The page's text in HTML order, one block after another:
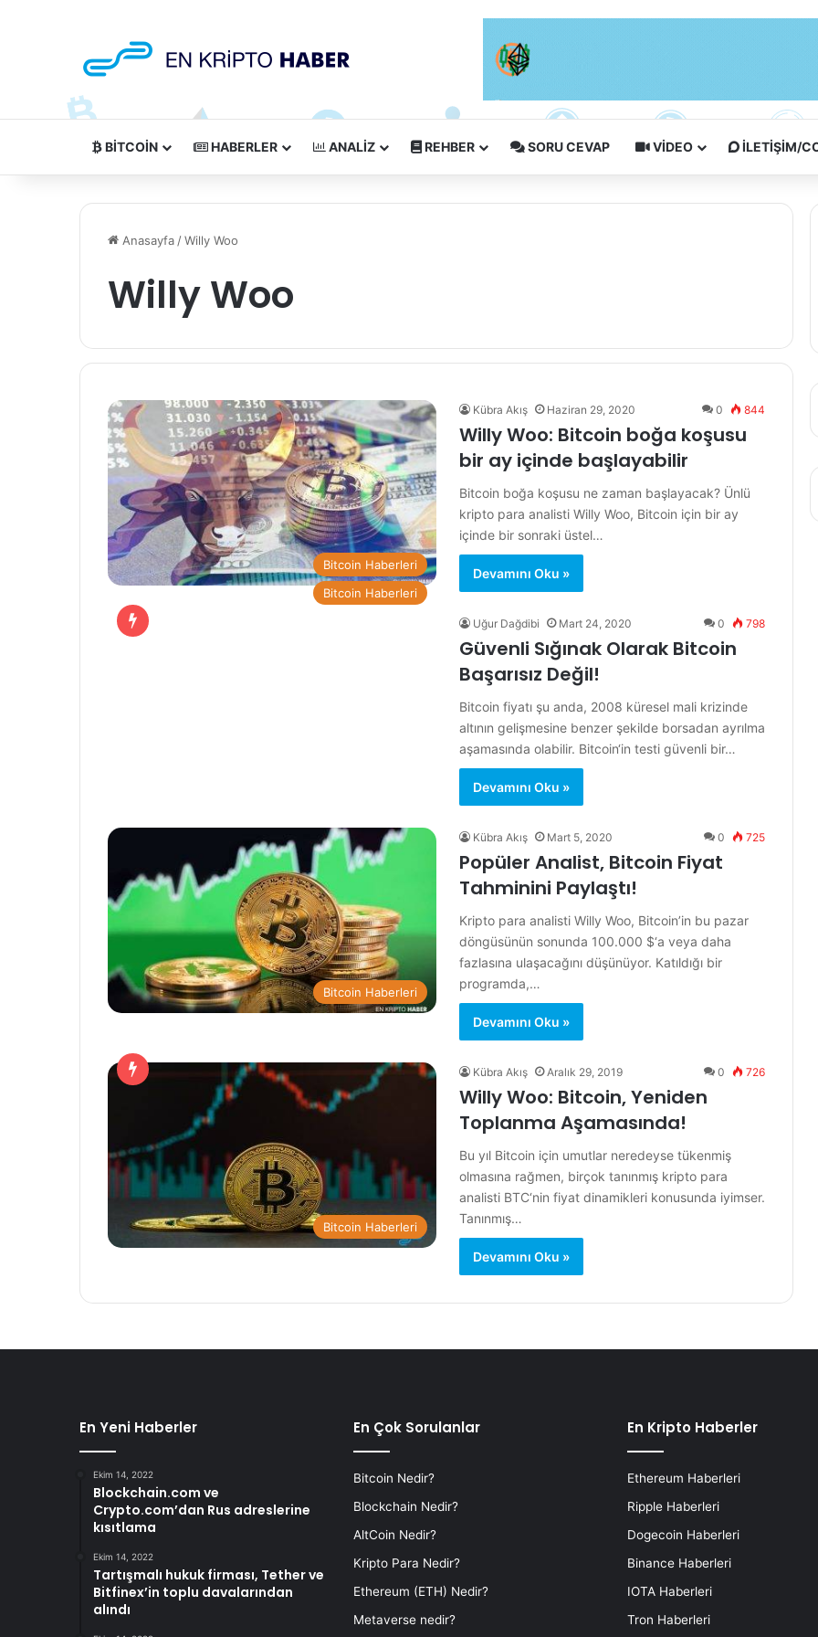
BITCOIN HABERLER ANALIZ REHBER SORU CEVAP VIDEO İLETIŞIM/
Anasayfa /Willy Woo
Willy Woo
Bitcoin Haberleri
Kübra Akış Haziran 29, 2020 0 844
Willy Woo: Bitcoin boğa koşusu
bir ay içinde başlayabilir
Bitcoin boğa koşusu ne zaman başlayacak? Ünlü
kripto para analisti Willy Woo, Bitcoin için bir ay
içinde bir sonraki üstel…
Devamını Oku »
Bitcoin Haberleri
Uğur Dağdibi Mart 24, 2020 0 798
Güvenli Sığınak Olarak Bitcoin
Başarısız Değil!
Bitcoin fiyatı şu anda, 2008 küresel mali krizinde
altının gelişmesine benzer şekilde borsadan ayrılma
aşamasında olabilir. Bitcoin‘in testi güvenli bir…
Devamını Oku »
Bitcoin Haberleri
Kübra Akış Mart 5, 2020 0 725
Popüler Analist, Bitcoin Fiyat
Tahminini Paylaştı!
Kripto para analisti Willy Woo, Bitcoin’in bu pazar
döngüsünün sonunda 100.000 $‘a veya daha
fazlasına ulaşacağını düşünüyor. Katıldığı bir
programda,…
Devamını Oku »
Bitcoin Haberleri
Kübra Akış Aralık 29, 2019 0 726
Willy Woo: Bitcoin, Yeniden
Toplanma Aşamasında!
Bu yıl Bitcoin için umutlar neredeyse tükenmiş
olmasına rağmen, birçok tanınmış kripto para
analisti BTC‘nin fiyat dinamikleri konusunda iyimser.
Tanınmış…
Devamını Oku »
En Yeni Haberler
Ekim 14, 2022
Blockchain.com ve
Crypto.com’dan Rus adreslerine
kısıtlama
Ekim 14, 2022
Tartışmalı hukuk firması, Tether ve
Bitfinex’in toplu davalarından
alındı
En Çok Sorulanlar
Bitcoin Nedir?
Blockchain Nedir?
AltCoin Nedir?
Kripto Para Nedir?
Ethereum (ETH) Nedir?
Metaverse nedir?
En Kripto Haberler
Ethereum Haberleri
Ripple Haberleri
Dogecoin Haberleri
Binance Haberleri
IOTA Haberleri
Tron Haberleri